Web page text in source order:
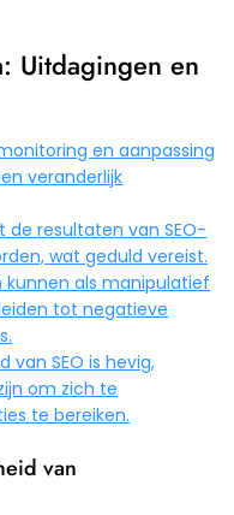
Uitdagingen en
en aanpassing
veranderlijk
de resultaten van SEO-
wat geduld vereist.
kunnen als manipulatief
tot negatieve
SEO is hevig,
om zich te
te bereiken.
van